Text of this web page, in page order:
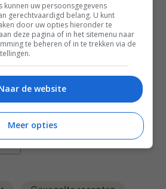
kommetjes. En laat iedereen
wat ze in of op de
met partjes limoen, zoals in
kunnen uw persoonsgegevens
gerechtvaardigd belang. U kunt
door uw opties hieronder te
deze pagina of in het sitemenu naar
te beheren of in te trekken via de
de website
Meer opties